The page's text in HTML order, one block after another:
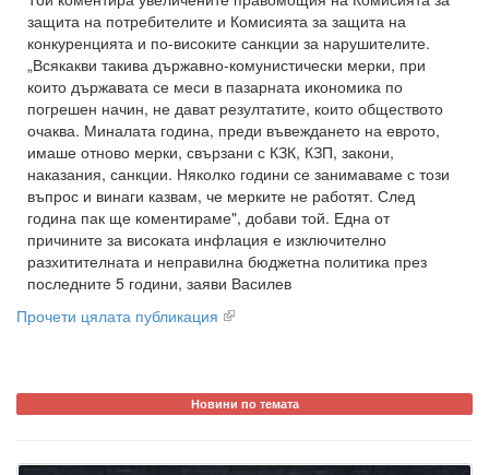
защита на потребителите и Комисията за защита на
конкуренцията и по-високите санкции за нарушителите.
„Всякакви такива държавно-комунистически мерки, при
които държавата се меси в пазарната икономика по
погрешен начин, не дават резултатите, които обществото
очаква. Миналата година, преди въвеждането на еврото,
имаше отново мерки, свързани с КЗК, КЗП, закони,
наказания, санкции. Няколко години се занимаваме с този
въпрос и винаги казвам, че мерките не работят. След
година пак ще коментираме", добави той. Една от
причините за високата инфлация е изключително
разхитителната и неправилна бюджетна политика през
последните 5 години, заяви Василев
Прочети цялата публикация
Новини по темата